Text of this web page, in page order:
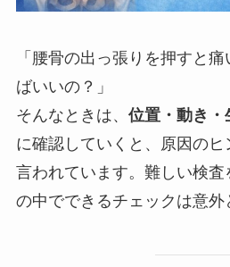
「腰骨の出っ張りを押すと
ばいいの？」
そんなときは、 位置・動き・
に確認していくと、原因のヒ
言われています。難しい検査
の中でできるチェックは意外